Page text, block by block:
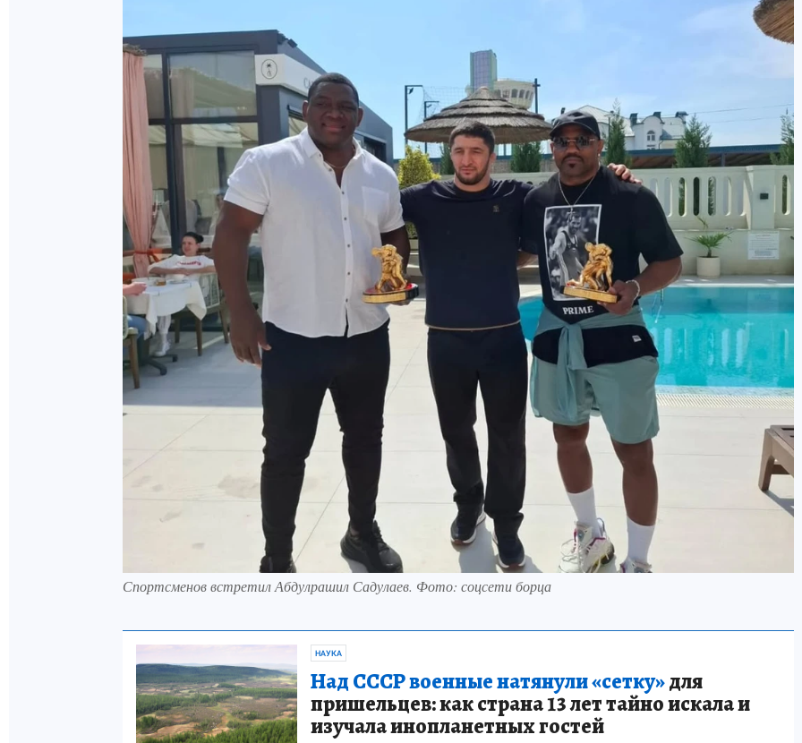
Спортсменов встретил Абдулрашил Садулаев. Фото: соцсети борца
НАУКА
Над СССР военные натянули «сетку»для
пришельцев: как страна 13 лет тайно искала и
изучала инопланетных гостей